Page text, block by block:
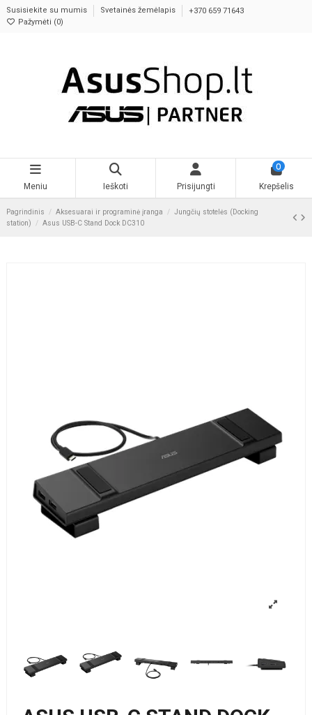
Susisiekite su mumis Svetainės žemėlapis
+370 659 71643
Pažymėti (0)
Meniu Ieškoti Prisijungti
0
Krepšelis
Pagrindinis Aksesuarai ir programinė įranga
Jungčių stotelės (Docking
station)
Asus USB-C Stand Dock DC310